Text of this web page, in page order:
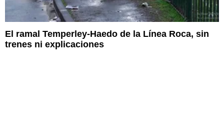
El ramal Temperley-Haedo de la Línea Roca, sin
trenes ni explicaciones